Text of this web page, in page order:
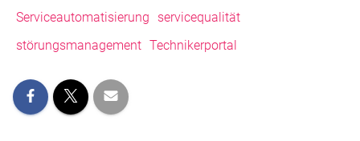
Serviceautomatisierung
servicequalität
störungsmanagement Technikerportal